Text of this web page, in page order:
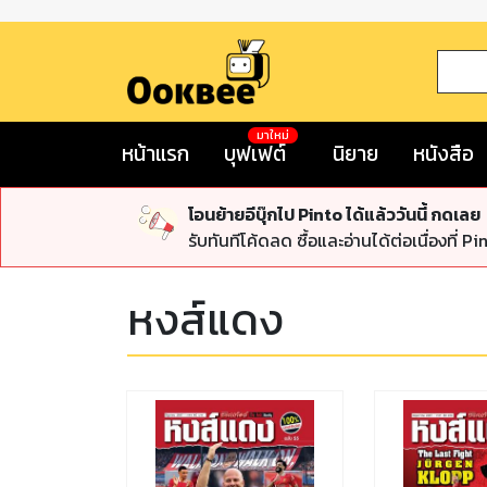
หน้าแรก บุฟเฟต์
มาใหม่
นิยาย หนังสือ
โอนย้ายอีบุ๊กไป Pinto ได้แล้ววันนี้ กดเลย
รับทันทีโค้ดลด ซื้อและอ่านได้ต่อเนื่องที่
หงส์แดง